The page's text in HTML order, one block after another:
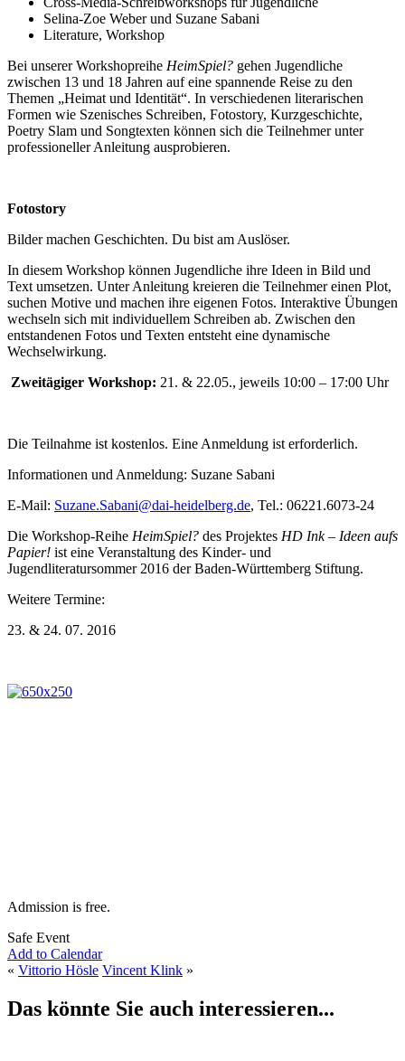
Selina-Zoe Weber und Suzane Sabani
Literature, Workshop
Bei unserer Workshopreihe HeimSpiel? gehen Jugendliche
zwischen 13 und 18 Jahren auf eine spannende Reise zu den
Themen „Heimat und Identität“. In verschiedenen literarischen
Formen wie Szenisches Schreiben, Fotostory, Kurzgeschichte,
Poetry Slam und Songtexten können sich die Teilnehmer unter
professioneller Anleitung ausprobieren.
Fotostory
Bilder machen Geschichten. Du bist am Auslöser.
In diesem Workshop können Jugendliche ihre Ideen in Bild und
Text umsetzen. Unter Anleitung kreieren die Teilnehmer einen Plot,
suchen Motive und machen ihre eigenen Fotos. Interaktive Übungen
wechseln sich mit individuellem Schreiben ab. Zwischen den
entstandenen Fotos und Texten entsteht eine dynamische
Wechselwirkung.
Zweitägiger Workshop: 21. & 22.05., jeweils 10:00 – 17:00 Uhr
Die Teilnahme ist kostenlos. Eine Anmeldung ist erforderlich.
Informationen und Anmeldung: Suzane Sabani
E-Mail: Suzane.Sabani@dai-heidelberg.de, Tel.: 06221.6073-24
Die Workshop-Reihe HeimSpiel? des Projektes HD Ink – Ideen aufs
Papier! ist eine Veranstaltung des Kinder- und
Jugendliteratursommer 2016 der Baden-Württemberg Stiftung.
Weitere Termine:
23. & 24. 07. 2016
Admission is free.
Safe Event
Add to Calendar
« Vittorio Hösle Vincent Klink »
Das könnte Sie auch interessieren...